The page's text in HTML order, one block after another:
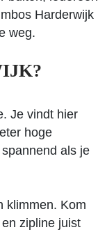
Harderwijk
weg.
Je vindt hier
hoge
als je
klimmen. Kom
zipline juist